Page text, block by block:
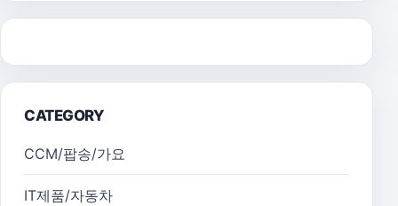
CATEGORY
CCM/팝송/가요
IT제품/자동차